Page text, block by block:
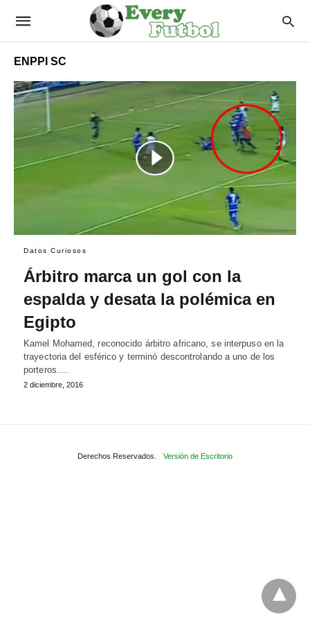
ENPPI SC
Datos Curiosos
Árbitro marca un gol con la
espalda y desata la polémica en
Egipto
Kamel Mohamed, reconocido árbitro africano, se interpuso en la
trayectoria del esférico y terminó descontrolando a uno de los
porteros.…
2 diciembre, 2016
Derechos Reservados. Versión de Escritorio